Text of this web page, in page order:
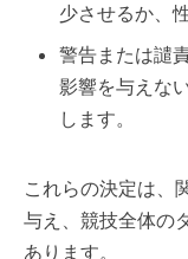
少させるか、
警告または譴
影響を与えな
します。
これらの決定は、
与え、競技全体の
あります。